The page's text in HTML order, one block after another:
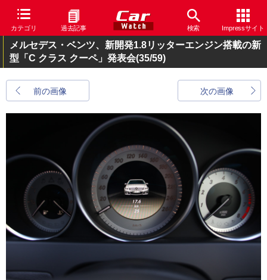
カテゴリ 過去記事 検索 Impressサイト
メルセデス・ベンツ、新開発1.8リッターエンジン搭載の新
型「C クラス クーペ」発表会(35/59)
前の画像 次の画像